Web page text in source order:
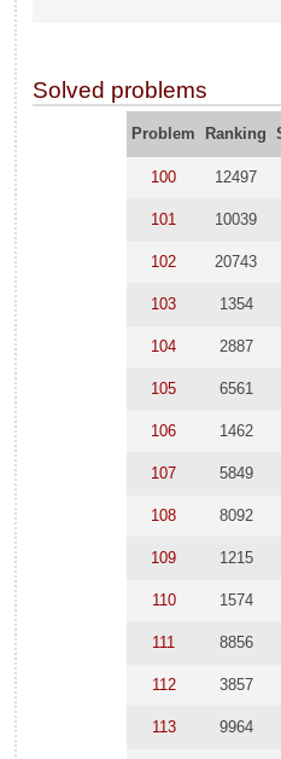
Solved problems
Problem Ranking
100 12497
101 10039
102 20743
103 1354
104 2887
105 6561
106 1462
107 5849
108 8092
109 1215
110 1574
111 8856
112 3857
113 9964